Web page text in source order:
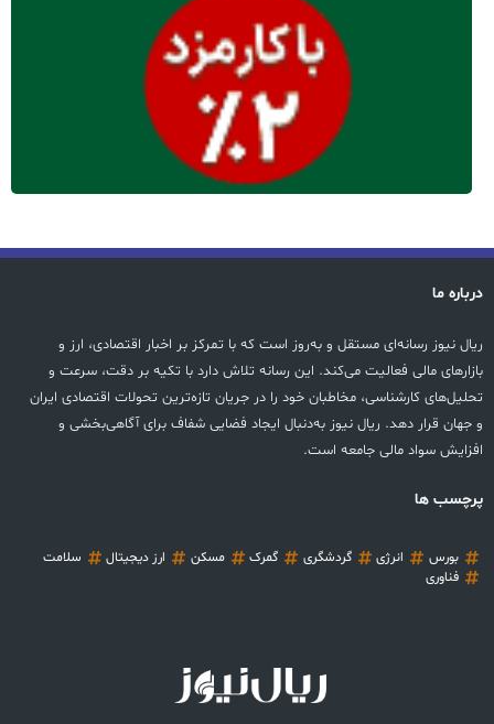
درباره ما
ریال نیوز رسانه‌ای مستقل و به‌روز است که با تمرکز بر اخبار اقتصادی، ارز و
بازارهای مالی فعالیت می‌کند. این رسانه تلاش دارد با تکیه بر دقت، سرعت و
تحلیل‌های کارشناسی، مخاطبان خود را در جریان تازه‌ترین تحولات اقتصادی ایران
و جهان قرار دهد. ریال نیوز به‌دنبال ایجاد فضایی شفاف برای آگاهی‌بخشی و
افزایش سواد مالی جامعه است.
پرچسب ها
بورس انرژی گردشگری گمرک مسکن ارز دیجیتال
سلامت
فناوری